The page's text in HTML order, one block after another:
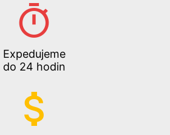
Expedujeme
do 24 hodin